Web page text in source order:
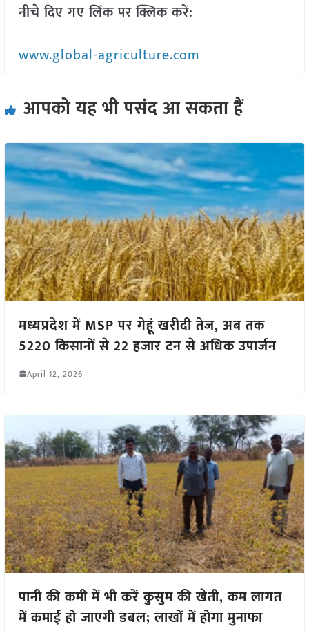
नीचे दिए गए लिंक पर क्लिक करें:
www.global-agriculture.com
आपको यह भी पसंद आ सकता हैं
मध्यप्रदेश में MSP पर गेहूं खरीदी तेज, अब तक
5220 किसानों से 22 हजार टन से अधिक उपार्जन
April 12, 2026
पानी की कमी में भी करें कुसुम की खेती, कम लागत
में कमाई हो जाएगी डबल; लाखों में होगा मुनाफा